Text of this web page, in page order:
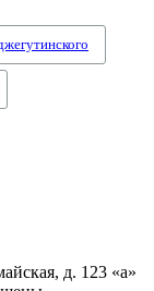
д. 123 «а»